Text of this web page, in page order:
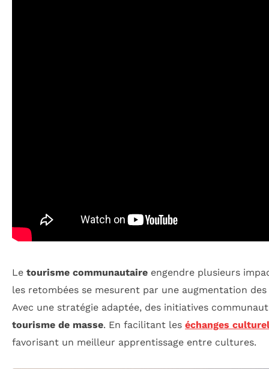
Le tourisme communautaire engendre plusieurs
les retombées se mesurent par une augmentation
Avec une stratégie adaptée, des initiatives
tourisme de masse. En facilitant les échanges
favorisant un meilleur apprentissage entre cultures.